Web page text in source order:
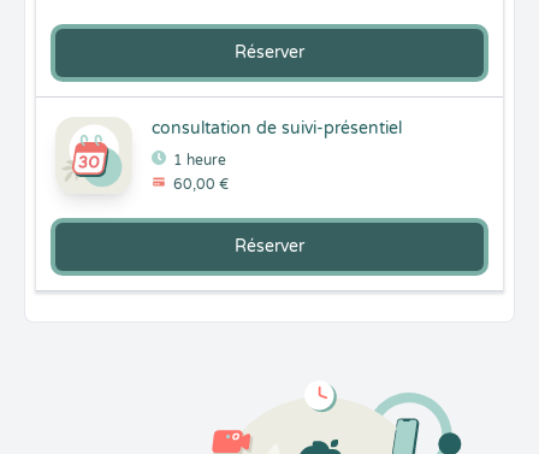
Réserver
consultation de suivi-présentiel
1 heure
60,00 €
Réserver